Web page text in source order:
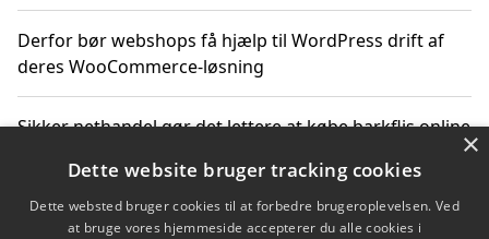
Derfor bør webshops få hjælp til WordPress drift af
deres WooCommerce-løsning
Sikker nethandel gør det lettere at købe barkflis online
Ting du bør vide før du vælger webbureau i Aarhus
×
Dette website bruger tracking cookies
Dette websted bruger cookies til at forbedre brugeroplevelsen. Ved
at bruge vores hjemmeside accepterer du alle cookies i